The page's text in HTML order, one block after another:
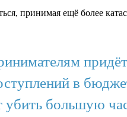
принимая ещё более
в
убить большую